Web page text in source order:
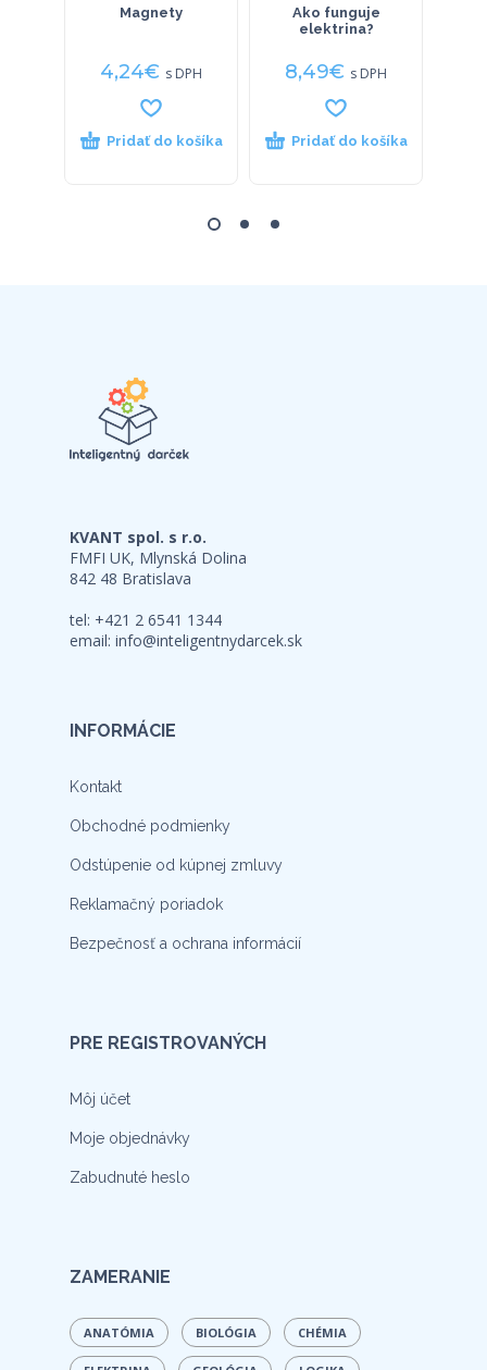
Magnety
4,24€ s DPH
Pridať do košíka
Ako funguje
elektrina?
8,49€ s DPH
Pridať do košíka
KVANT spol. s r.o.
FMFI UK, Mlynská Dolina
842 48 Bratislava
tel: +421 2 6541 1344
email: info@inteligentnydarcek.sk
INFORMÁCIE
Kontakt
Obchodné podmienky
Odstúpenie od kúpnej zmluvy
Reklamačný poriadok
Bezpečnosť a ochrana informácií
PRE REGISTROVANÝCH
Môj účet
Moje objednávky
Zabudnuté heslo
ZAMERANIE
ANATÓMIA BIOLÓGIA CHÉMIA